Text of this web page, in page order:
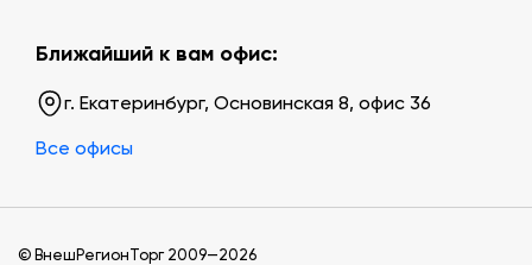
Ближайший к вам офис:
г. Екатеринбург, Основинская 8, офис 36
Все офисы
© ВнешРегионТорг 2009—2026